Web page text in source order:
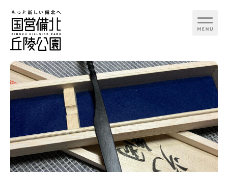
行く日で検索
カテゴリ 季節イベント